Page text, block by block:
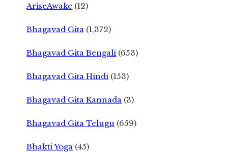
AriseAwake (12)
Bhagavad Gita (1,372)
Bhagavad Gita Bengali (653)
Bhagavad Gita Hindi (153)
Bhagavad Gita Kannada (3)
Bhagavad Gita Telugu (659)
Bhakti Yoga (45)